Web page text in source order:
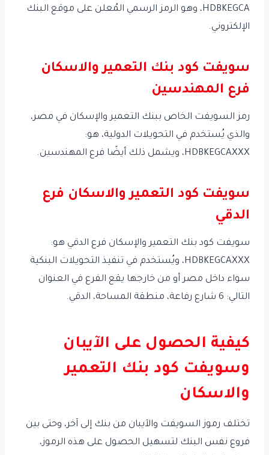
HDBKEGCA، وهو الرمز الرسمي المُعلن على موقع البنك
الإلكتروني.
سويفت كود بنك التعمير والاسكان
فرع المهندسين
رمز السويفت الخاص ببنك التعمير والإسكان في مصر،
والذي يُستخدم في التحويلات الدولية، هو:
HDBKEGCAXXX، ويشمل ذلك أيضًا فرع المهندسين.
سويفت كود التعمير والاسكان فرع
الدقي
سويفت كود بنك التعمير والإسكان فرع الدقي هو:
HDBKEGCAXXX، ويُستخدم في تنفيذ التحويلات البنكية
سواء داخل مصر أو من خارجها يقع الفرع في العنوان
التالي: 6 شارع رفاعة، منطقة المساحة، الدقي.
كيفية الحصول على الآيبان
وسويفت كود بنك التعمير
والاسكان
تختلف رموز السويفت والآيبان من بنك إلى آخر، وحتى بين
فروع نفس البنك لتسهيل الحصول على هذه الرموز،